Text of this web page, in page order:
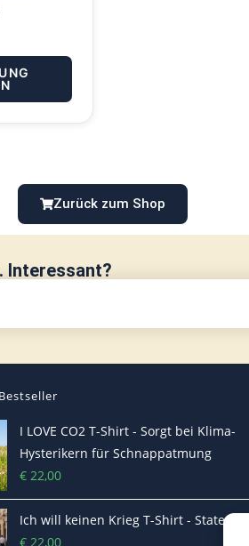
Zurück zum Shop
Interessant?
I LOVE CO2 T-Shirt - Sorgt bei Klima-
Hysterikern für Schnappatmung
€ 22,00
Ich will keinen Krieg T-Shirt - Statement
€ 22,00